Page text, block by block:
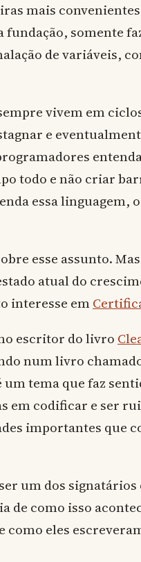
mais
fundação, somente
de variáveis,
vivem em
e
todo e não criar
essa linguagem,
esse assunto.
atual do
interesse em
escritor do livro
num livro
um tema que faz
em codificar e ser
importantes que
um dos signatários
de como isso
eles